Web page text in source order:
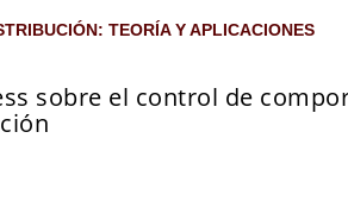
TEORÍA Y APLICACIONES
sobre el control de